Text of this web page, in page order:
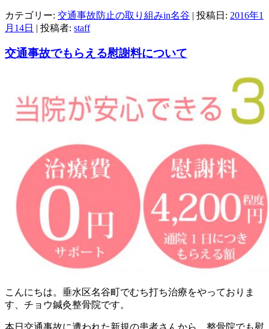
カテゴリー: 交通事故防止の取り組みin名谷 | 投稿日: 2016年1
月14日 | 投稿者: staff
交通事故でもらえる慰謝料について
こんにちは。垂水区名谷町でむち打ち治療をやっておりま
す、チョウ鍼灸整骨院です。
本日交通事故に遭われた新規の患者さんから、整骨院でも慰